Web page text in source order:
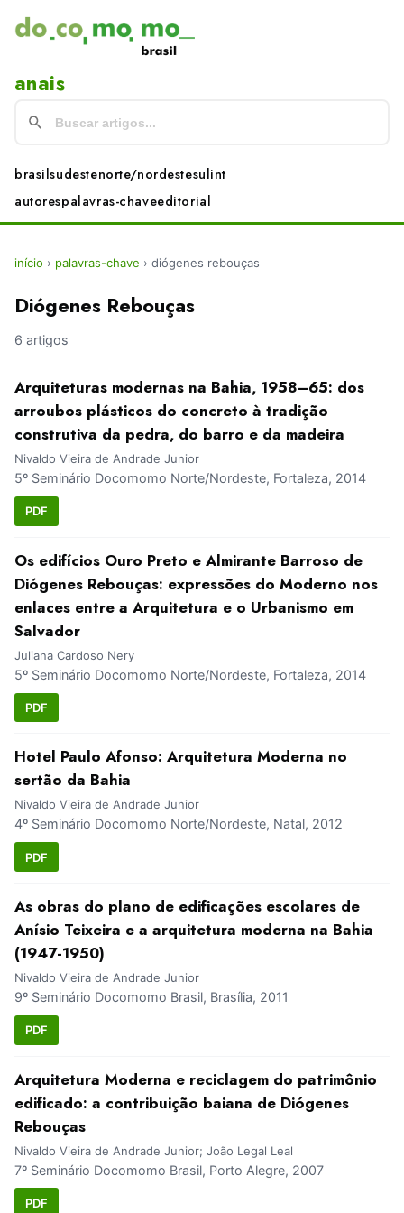
anais
brasilsudestenorte/nordestesulint
autorespalavras-chaveeditorial
início › palavras-chave › diógenes rebouças
Diógenes Rebouças
6 artigos
Arquiteturas modernas na Bahia, 1958–65: dos
arroubos plásticos do concreto à tradição
construtiva da pedra, do barro e da madeira
Nivaldo Vieira de Andrade Junior
5º Seminário Docomomo Norte/Nordeste, Fortaleza, 2014
PDF
Os edifícios Ouro Preto e Almirante Barroso de
Diógenes Rebouças: expressões do Moderno nos
enlaces entre a Arquitetura e o Urbanismo em
Salvador
Juliana Cardoso Nery
5º Seminário Docomomo Norte/Nordeste, Fortaleza, 2014
PDF
Hotel Paulo Afonso: Arquitetura Moderna no
sertão da Bahia
Nivaldo Vieira de Andrade Junior
4º Seminário Docomomo Norte/Nordeste, Natal, 2012
PDF
As obras do plano de edificações escolares de
Anísio Teixeira e a arquitetura moderna na Bahia
(1947-1950)
Nivaldo Vieira de Andrade Junior
9º Seminário Docomomo Brasil, Brasília, 2011
PDF
Arquitetura Moderna e reciclagem do patrimônio
edificado: a contribuição baiana de Diógenes
Rebouças
Nivaldo Vieira de Andrade Junior; João Legal Leal
7º Seminário Docomomo Brasil, Porto Alegre, 2007
PDF